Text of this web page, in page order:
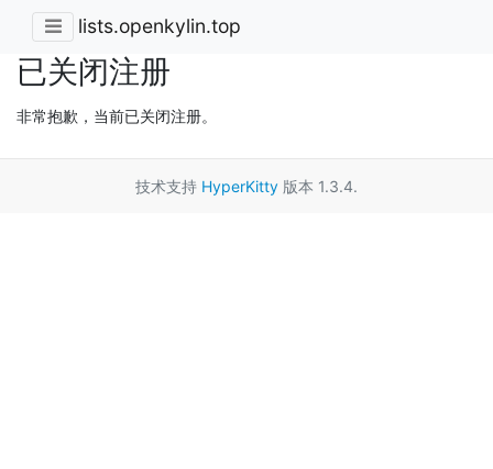
lists.openkylin.top
已关闭注册
非常抱歉，当前已关闭注册。
技术支持 HyperKitty 版本 1.3.4.